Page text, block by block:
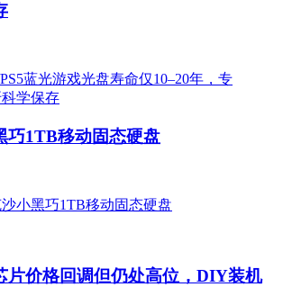
巧1TB移动固态硬盘
片价格回调但仍处高位，DIY装机